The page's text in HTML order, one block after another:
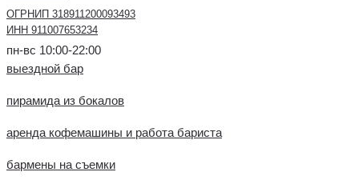
ОГРНИП 318911200093493
ИНН 911007653234
пн-вс 10:00-22:00
выездной бар
пирамида из бокалов
аренда кофемашины и работа бариста
бармены на съемки